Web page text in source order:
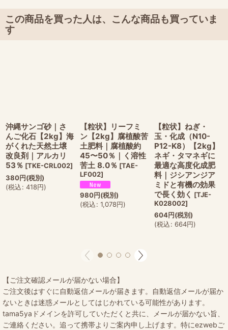
この商品を買った人は、こんな商品も買っていま
す
沖縄サンゴ砂｜さ
んご化石【2kg】海
がくれた天然土壌
改良剤｜アルカリ
53％ [TKE-CRL002]
380円(税別)
(税込: 418円)
【粒状】リーフミ
ン【2kg】腐植酸苦
土肥料｜腐植酸約
45〜50％｜く溶性
苦土 8.0％ [TAE-
LF002]
980円(税別)
(税込: 1,078円)
【粒状】ねぎ・
玉・化成（N10-
P12-K8）【2kg】
ネギ・タマネギに
最適な高度化成肥
料｜ジシアンジア
ミドと有機の効果
で長く効く [TJE-
K028002]
604円(税別)
(税込: 664円)
【ご注文確認メールが届かない場合】
ご注文後はすぐに自動返信メールが届きます。自動返信メールが届か
ないときは迷惑メールとしてはじかれている可能性があります。
tama5yaドメインを許可していただくと共に、メールが届かない旨、
ご連絡ください。追って携帯よりご案内申し上げます。特にezwebご